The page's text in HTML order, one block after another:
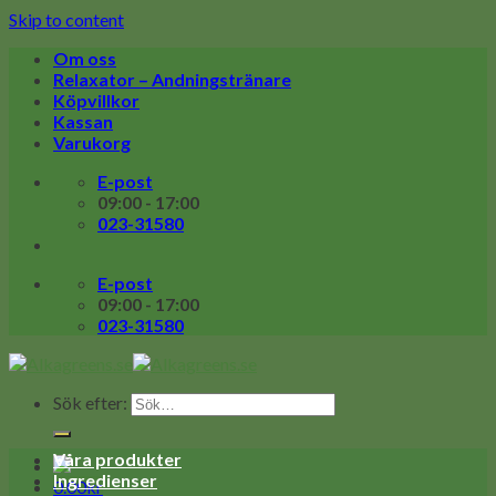
Skip to content
Om oss
Relaxator – Andningstränare
Köpvillkor
Kassan
Varukorg
E-post
09:00 - 17:00
023-31580
E-post
09:00 - 17:00
023-31580
Sök efter:
0.00kr
Våra produkter
Ingredienser